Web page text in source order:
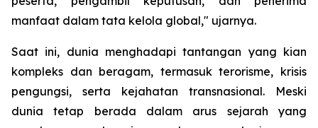
manfaat dalam tata kelola global," ujarnya.
Saat ini, dunia menghadapi tantangan yang kian
kompleks dan beragam, termasuk terorisme, krisis
pengungsi, serta kejahatan transnasional. Meski
dunia tetap berada dalam arus sejarah yang